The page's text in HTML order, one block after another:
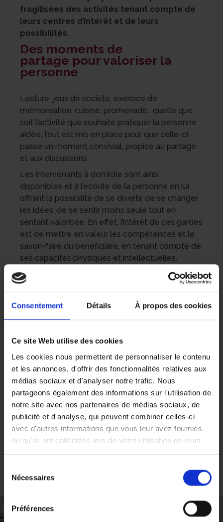
Consentement Détails À propos des cookies
Ce site Web utilise des cookies
Les cookies nous permettent de personnaliser le contenu
et les annonces, d'offrir des fonctionnalités relatives aux
médias sociaux et d'analyser notre trafic. Nous
partageons également des informations sur l'utilisation de
notre site avec nos partenaires de médias sociaux, de
publicité et d'analyse, qui peuvent combiner celles-ci
avec d'autres informations que vous leur avez fournies
ou qu'ils ont collectées lors de votre utilisation de leurs
services.
Vous pouvez librement donner, refuser ou retirer votre
consentement en sélectionnant les finalités ci-dessous.
cliquant sur le lien «
» en bas de
Nécessaires
Préférences
fragilisées des activités tenant compte de
leurs centres d’intérêt et de leurs
possibilités.
Des moments de
partage pour valoriser la
personne
Lecture, jeux de société, exercice de
mémorisation, cuisine, promenade… quelle que
soit l’activité que souhaite pratiquer la personne
aidée, tout est mis en place pour que celle-ci
passe un moment convivial, propice au partage
et aux discussions.
Les intervenants à domicile sont ainsi
disponibles et à l’écoute de la personne en lui
offrant la possibilité de se divertir, de se changer
les idées, de se sentir moins seule tout en
sentant valorisée. En effet, l’intérêt de ces gardes
est de mettre en valeur les compétences et le
savoir-faire du bénéficiaire, en tenant compte de
ses capacités physiques et intellectuelles.
Des temps de répit pour les
aidants familiaux
permet aux aidants familiaux de s’accorder des
derniers peuvent sortir, retrouver des amis,
pratiquer un loisir, sans aucune culpabilité,
sachant leur proche fragilisé en bonne
compagnie. Une véritable bouffée d’oxygène qui
peut éviter l’épuisement physique et psychique,
très fréquent chez les aidants.
Découvrez les services de gardes actives